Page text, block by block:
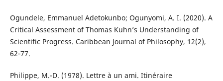
Ogundele, Emmanuel Adetokunbo; Ogunyomi, A. I. (2020). A
Critical Assessment of Thomas Kuhn’s Understanding of
Scientific Progress. Caribbean Journal of Philosophy, 12(2),
62‑77.
Philippe, M.-D. (1978). Lettre à un ami. Itinéraire